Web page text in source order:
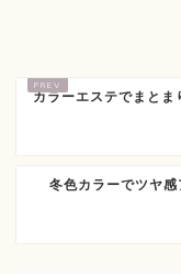
カラーエステでまとま
冬色カラーでツヤ